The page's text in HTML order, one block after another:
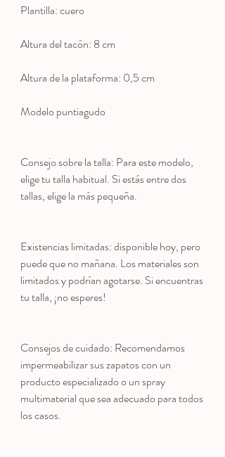
Plantilla: cuero
Altura del tacón: 8 cm
Altura de la plataforma: 0,5 cm
Modelo puntiagudo
Consejo sobre la talla: Para este modelo,
elige tu talla habitual. Si estás entre dos
tallas, elige la más pequeña.
Existencias limitadas: disponible hoy, pero
puede que no mañana. Los materiales son
limitados y podrían agotarse. Si encuentras
tu talla, ¡no esperes!
Consejos de cuidado: Recomendamos
impermeabilizar sus zapatos con un
producto especializado o un spray
multimaterial que sea adecuado para todos
los casos.